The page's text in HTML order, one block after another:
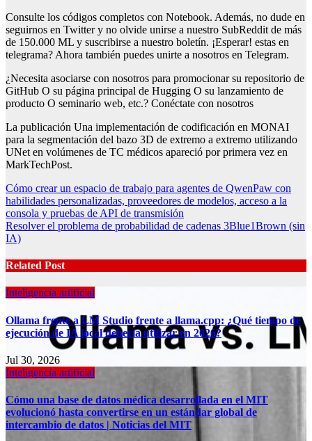
Consulte los códigos completos con Notebook. Además, no dude en
seguirnos en Twitter y no olvide unirse a nuestro SubReddit de más
de 150.000 ML y suscribirse a nuestro boletín. ¡Esperar! estas en
telegrama? Ahora también puedes unirte a nosotros en Telegram.
¿Necesita asociarse con nosotros para promocionar su repositorio de
GitHub O su página principal de Hugging O su lanzamiento de
producto O seminario web, etc.? Conéctate con nosotros
La publicación Una implementación de codificación en MONAI
para la segmentación del bazo 3D de extremo a extremo utilizando
UNet en volúmenes de TC médicos apareció por primera vez en
MarkTechPost.
Post
navigation
Cómo crear un espacio de trabajo para agentes de QwenPaw con
habilidades personalizadas, proveedores de modelos, acceso a la
consola y pruebas de API de transmisión
Resolver el problema de probabilidad de cadenas 3Blue1Brown (sin
IA)
Related Post
Inteligencia artificial
Ollama frente a LM Studio frente a llama.cpp: ¿Qué tiempo de
ejecución de IA local debería utilizar en 2026?
Jul 30, 2026
Inteligencia artificial
Cómo una base de datos médica desarrollada en el MIT
evolucionó hasta convertirse en un estándar global de
intercambio de datos | Noticias del MIT